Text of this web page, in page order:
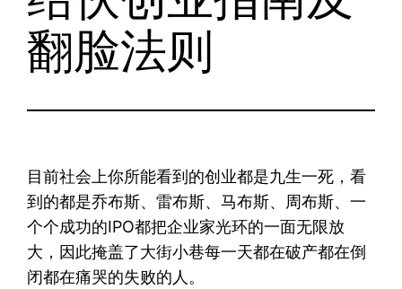
翻脸法则
目前社会上你所能看到的创业都是九生一死，看
到的都是乔布斯、雷布斯、马布斯、周布斯、一
个个成功的IPO都把企业家光环的一面无限放
大，因此掩盖了大街小巷每一天都在破产都在倒
闭都在痛哭的失败的人。